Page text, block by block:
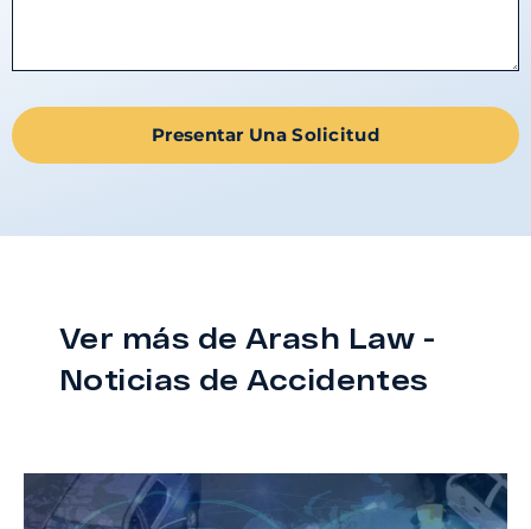
Presentar Una Solicitud
Ver más de Arash Law -
Noticias de Accidentes